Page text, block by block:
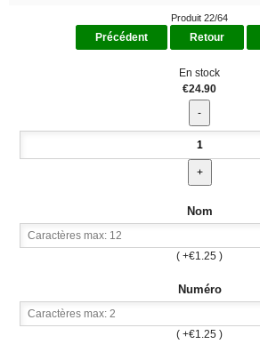
Produit 22/64
Précédent Retour
En stock
€24.90
Nom
( +€1.25 )
Numéro
( +€1.25 )